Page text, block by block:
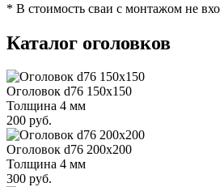
* В стоимость сваи с монтажом не
Каталог оголовков
Оголовок d76 150х150
Толщина 4 мм
200 руб.
Оголовок d76 200х200
Толщина 4 мм
300 руб.